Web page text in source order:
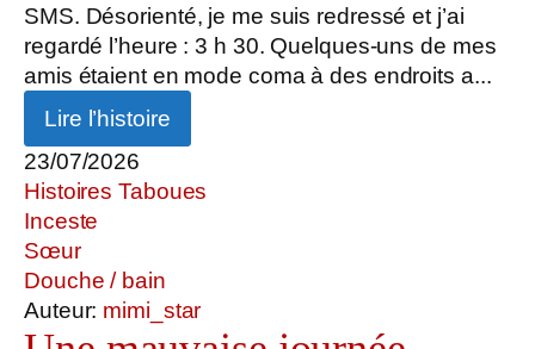
SMS. Désorienté, je me suis redressé et j’ai
regardé l’heure : 3 h 30. Quelques-uns de mes
amis étaient en mode coma à des endroits a...
Lire l’histoire
23/07/2026
Histoires Taboues
Inceste
Sœur
Douche / bain
Auteur: mimi_star